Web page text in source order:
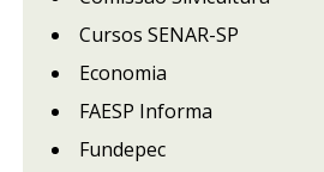
Cursos SENAR-SP
Economia
FAESP Informa
Fundepec